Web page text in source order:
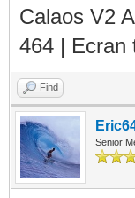
Calaos V2
464 | Ecran
Find
Senior